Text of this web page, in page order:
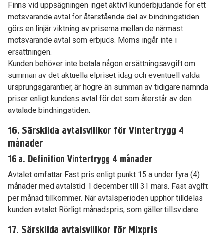
Finns vid uppsägningen inget aktivt kunderbjudande för ett
motsvarande avtal för återstående del av bindningstiden
görs en linjär viktning av priserna mellan de närmast
motsvarande avtal som erbjuds. Moms ingår inte i
ersättningen.
Kunden behöver inte betala någon ersättningsavgift om
summan av det aktuella elpriset idag och eventuell valda
ursprungsgarantier, är högre än summan av tidigare nämnda
priser enligt kundens avtal för det som återstår av den
avtalade bindningstiden.
16. Särskilda avtalsvillkor för Vintertrygg 4
månader
16 a. Definition Vintertrygg 4 månader
Avtalet omfattar Fast pris enligt punkt 15 a under fyra (4)
månader med avtalstid 1 december till 31 mars. Fast avgift
per månad tillkommer. När avtalsperioden upphör tilldelas
kunden avtalet Rörligt månadspris, som gäller tillsvidare.
17. Särskilda avtalsvillkor för Mixpris